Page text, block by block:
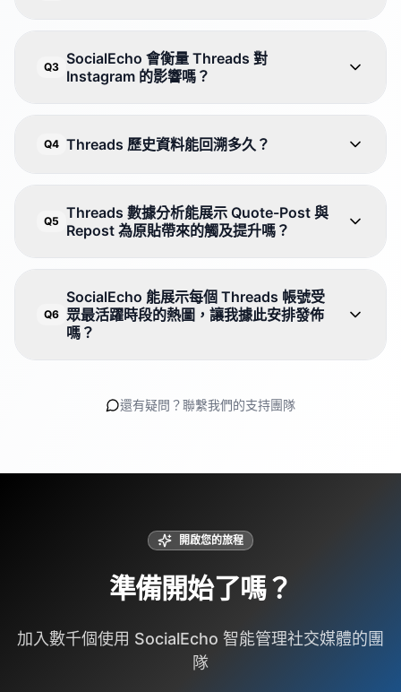
Q3 SocialEcho 會衡量 Threads 對
Instagram 的影響嗎？
Q4 Threads 歷史資料能回溯多久？
Q5 Threads 數據分析能展示 Quote-Post 與
Repost 為原貼帶來的觸及提升嗎？
Q6
SocialEcho 能展示每個 Threads 帳號受
眾最活躍時段的熱圖，讓我據此安排發佈
嗎？
還有疑問？聯繫我們的支持團隊
開啟您的旅程
準備開始了嗎？
加入數千個使用 SocialEcho 智能管理社交媒體的團
隊